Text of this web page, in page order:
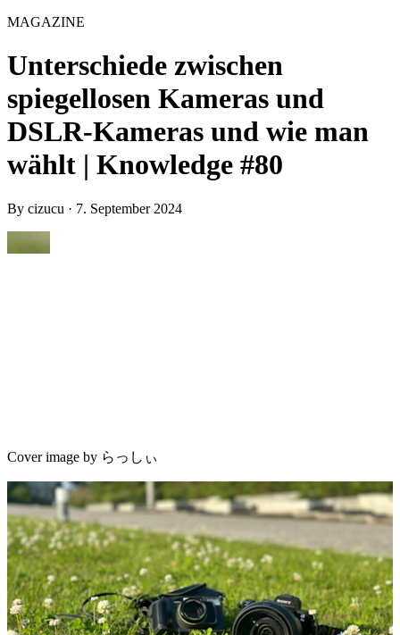
MAGAZINE
Unterschiede zwischen
spiegellosen Kameras und
DSLR-Kameras und wie man
wählt | Knowledge #80
By cizucu · 7. September 2024
Cover image by らっしぃ